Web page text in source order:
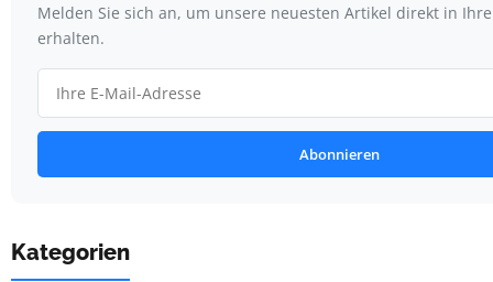
Melden Sie sich an, um unsere neuesten Artikel direkt in
erhalten.
Abonnieren
Kategorien